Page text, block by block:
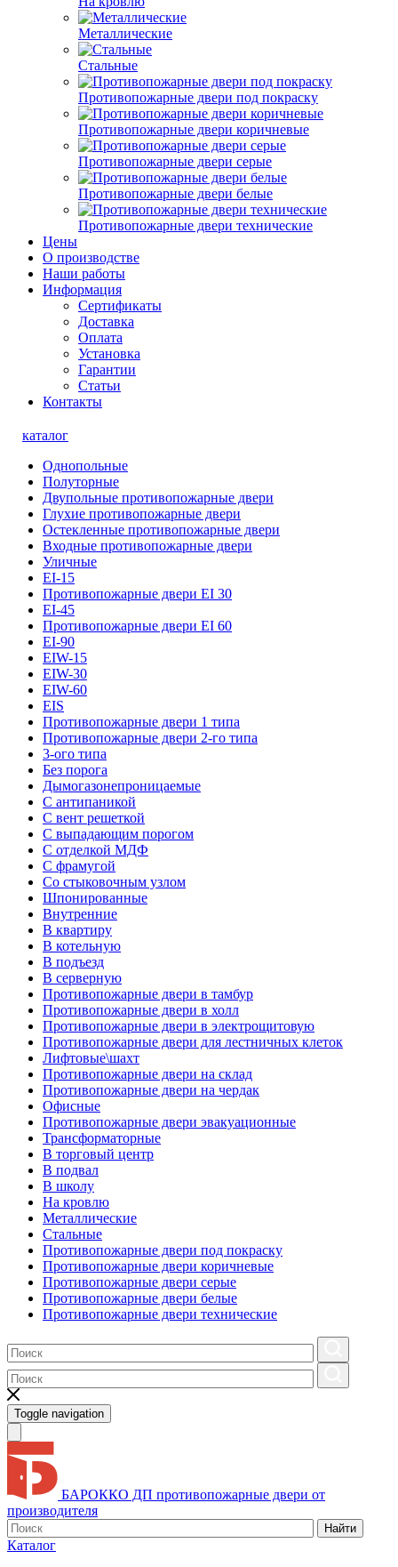
Металлические
Стальные
Противопожарные двери под покраску
Противопожарные двери коричневые
Противопожарные двери серые
Противопожарные двери белые
Противопожарные двери технические
Цены
О производстве
Наши работы
Информация
Сертификаты
Доставка
Оплата
Установка
Гарантии
Статьи
Контакты
каталог
Однопольные
Полуторные
Двупольные противопожарные двери
Глухие противопожарные двери
Остекленные противопожарные двери
Входные противопожарные двери
Уличные
EI-15
Противопожарные двери EI 30
EI-45
Противопожарные двери EI 60
EI-90
EIW-15
EIW-30
EIW-60
EIS
Противопожарные двери 1 типа
Противопожарные двери 2-го типа
3-ого типа
Без порога
Дымогазонепроницаемые
С антипаникой
С вент решеткой
С выпадающим порогом
С отделкой МДФ
С фрамугой
Со стыковочным узлом
Шпонированные
Внутренние
В квартиру
В котельную
В подъезд
В серверную
Противопожарные двери в тамбур
Противопожарные двери в холл
Противопожарные двери в электрощитовую
Противопожарные двери для лестничных клеток
Лифтовые\шахт
Противопожарные двери на склад
Противопожарные двери на чердак
Офисные
Противопожарные двери эвакуационные
Трансформаторные
В торговый центр
В подвал
В школу
На кровлю
Металлические
Стальные
Противопожарные двери под покраску
Противопожарные двери коричневые
Противопожарные двери серые
Противопожарные двери белые
Противопожарные двери технические
Toggle navigation
БАРОККО ДП противопожарные двери от
производителя
Найти
Каталог